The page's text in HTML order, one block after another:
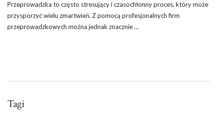
Przeprowadzka to często stresujący i czasochłonny proces, który może
przysporzyć wielu zmartwień. Z pomocą profesjonalnych firm
przeprowadzkowych można jednak znacznie …
Tagi